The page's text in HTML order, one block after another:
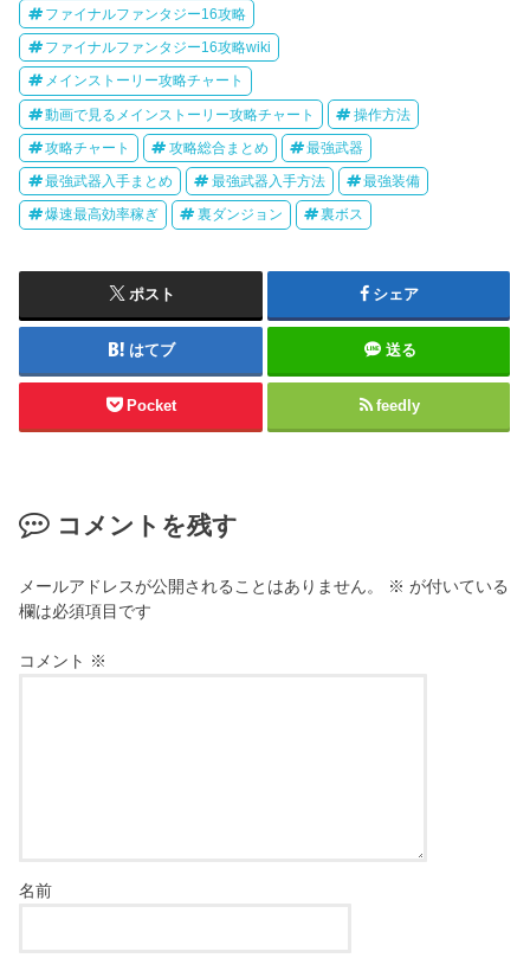
ファイナルファンタジー16攻略
ファイナルファンタジー16攻略wiki
メインストーリー攻略チャート
動画で見るメインストーリー攻略チャート 操作方法
攻略チャート 攻略総合まとめ 最強武器
最強武器入手まとめ 最強武器入手方法 最強装備
爆速最高効率稼ぎ 裏ダンジョン 裏ボス
ポスト シェア
はてブ 送る
Pocket feedly
コメントを残す
メールアドレスが公開されることはありません。 ※ が付いている
欄は必須項目です
コメント ※
名前